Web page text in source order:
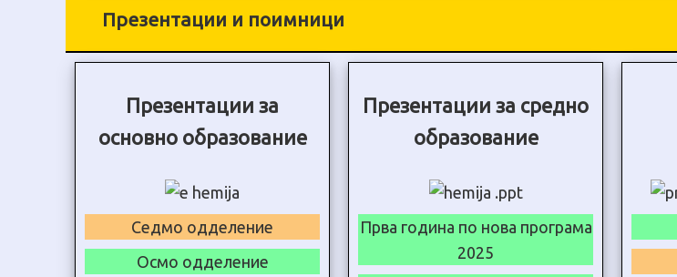
Презентации и поимници
Презентации за
основно образование
Седмо одделение
Осмо одделение
Презентации за средно
образование
Прва година по нова програма
2025